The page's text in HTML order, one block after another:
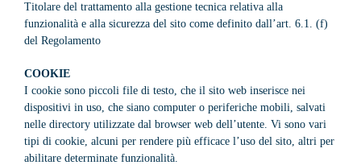
Titolare del trattamento alla gestione tecnica relativa alla
funzionalità e alla sicurezza del sito come definito dall’art. 6.1. (f)
del Regolamento
COOKIE
I cookie sono piccoli file di testo, che il sito web inserisce nei
dispositivi in uso, che siano computer o periferiche mobili, salvati
nelle directory utilizzate dal browser web dell’utente. Vi sono vari
tipi di cookie, alcuni per rendere più efficace l’uso del sito, altri per
abilitare determinate funzionalità.